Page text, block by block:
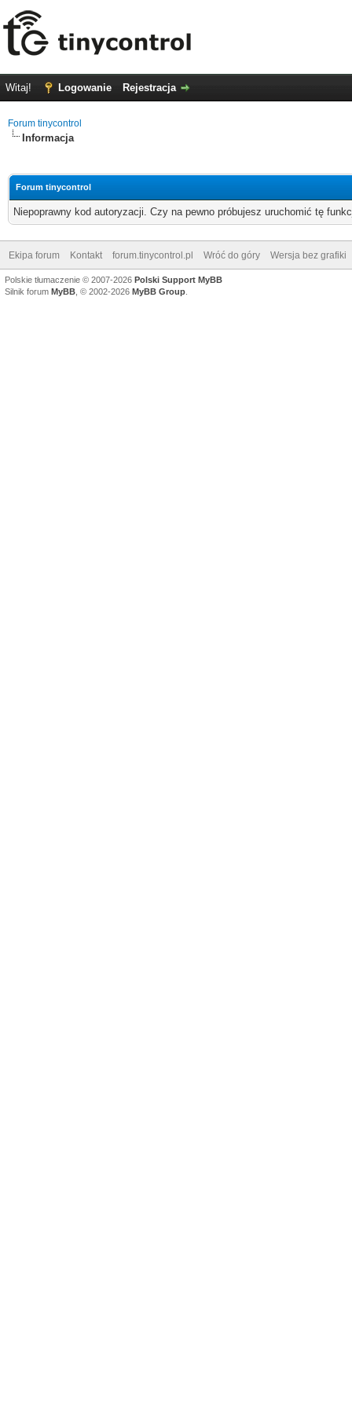
Witaj! Logowanie Rejestracja
Forum tinycontrol
Informacja
Forum tinycontrol
Niepoprawny kod autoryzacji. Czy na pewno próbujesz uruchomić tę
Ekipa forum Kontakt forum.tinycontrol.pl Wróć do góry Wersja bez grafiki
Polskie tłumaczenie © 2007-2026 Polski Support MyBB
Silnik forum MyBB , © 2002-2026 MyBB Group